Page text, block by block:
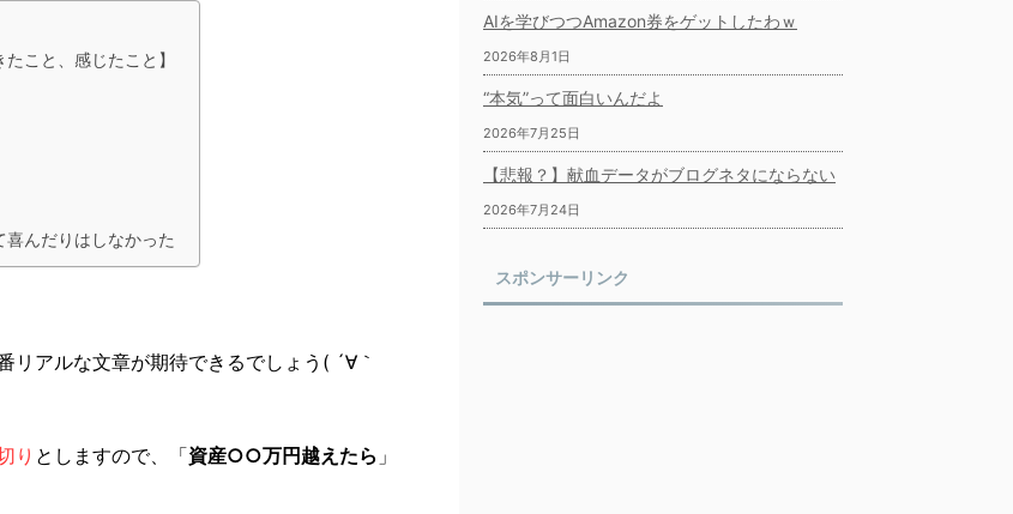
こと、感じたこと】
んだりはしなかった
リアルな文章が期待できるでしょう( ´∀｀
り としますので、「資産○○万円越えたら 」
AIを学びつつAmazon券をゲットしたわｗ
2026年8月1日
“本気”って面白いんだよ
2026年7月25日
【悲報？】献血データがブログネタにならない
2026年7月24日
スポンサーリンク